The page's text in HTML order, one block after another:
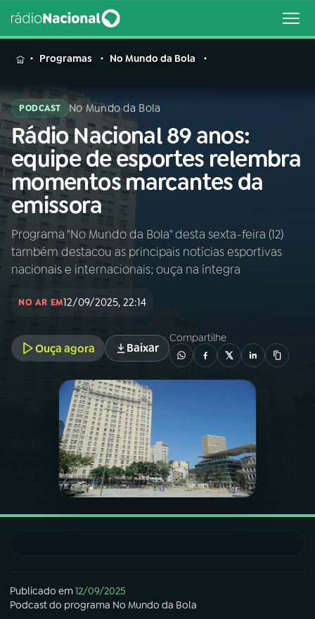
MENU
Buscar
na
Rádio
Nacional
Buscar
01 INÍCIO
02A RÁDIO
03PROGRAMAÇÃO
PROGRAMAS
PODCASTS
VIDEOCASTS
Programas No Mundo da Bola
PODCAST No Mundo da Bola
Rádio Nacional 89 anos:
equipe de esportes relembra
momentos marcantes da
emissora
Programa "No Mundo da Bola" desta sexta-feira (12)
também destacou as principais notícias esportivas
nacionais e internacionais; ouça na íntegra
NO AR EM12/09/2025, 22:14
Ouça agora Baixar
Compartilhe
Publicado em12/09/2025
Podcastdo programa No Mundo da Bola